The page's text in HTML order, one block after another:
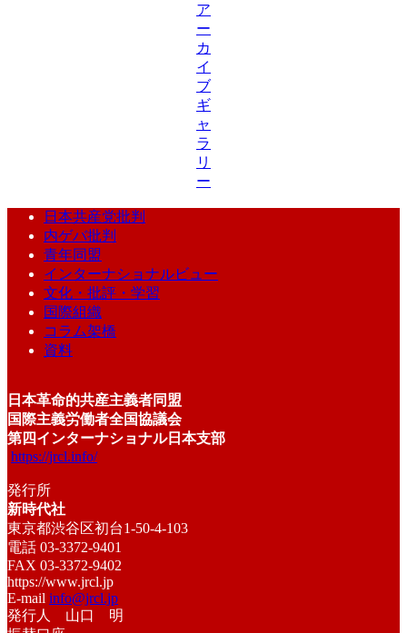
ア
ー
カ
イ
ブ
ギ
ャ
ラ
リ
ー
日本共産党批判
内ゲバ批判
青年同盟
インターナショナルビュー
文化・批評・学習
国際組織
コラム架橋
資料
日本革命的共産主義者同盟
国際主義労働者全国協議会
第四インターナショナル日本支部
https://jrcl.info/
発行所
新時代社
東京都渋谷区初台1-50-4-103
電話 03-3372-9401
FAX 03-3372-9402
https://www.jrcl.jp
E-mail info@jrcl.jp
発行人 山口 明